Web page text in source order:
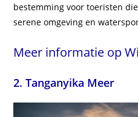
bestemming voor toeristen
serene omgeving en
Meer informatie op
2. Tanganyika Meer